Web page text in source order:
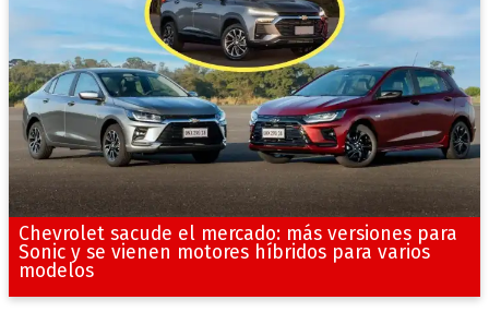
Chevrolet sacude el mercado: más versiones para
Sonic y se vienen motores híbridos para varios
modelos